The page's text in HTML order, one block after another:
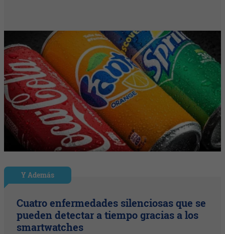
Y Además
Cuatro enfermedades silenciosas que se
pueden detectar a tiempo gracias a los
smartwatches